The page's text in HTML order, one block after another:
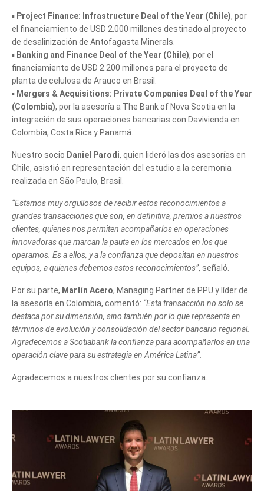
Tell us, how
can we help you?
▪️ Project Finance: Infrastructure Deal of the Year (Chile), por
el financiamiento de USD 2.000 millones destinado al proyecto
de desalinización de Antofagasta Minerals.
▪️ Banking and Finance Deal of the Year (Chile), por el
financiamiento de USD 2.200 millones para el proyecto de
planta de celulosa de Arauco en Brasil.
▪️ Mergers & Acquisitions: Private Companies Deal of the Year
(Colombia), por la asesoría a The Bank of Nova Scotia en la
integración de sus operaciones bancarias con Davivienda en
Colombia, Costa Rica y Panamá.
Nuestro socio Daniel Parodi, quien lideró las dos asesorías en
Chile, asistió en representación del estudio a la ceremonia
realizada en São Paulo, Brasil.
“Estamos muy orgullosos de recibir estos reconocimientos a
grandes transacciones que son, en definitiva, premios a nuestros
clientes, quienes nos permiten acompañarlos en operaciones
innovadoras que marcan la pauta en los mercados en los que
operamos. Es a ellos, y a la confianza que depositan en nuestros
equipos, a quienes debemos estos reconocimientos”, señaló.
Por su parte, Martín Acero, Managing Partner de PPU y líder de
la asesoría en Colombia, comentó: “Esta transacción no solo se
destaca por su dimensión, sino también por lo que representa en
términos de evolución y consolidación del sector bancario regional.
Agradecemos a Scotiabank la confianza para acompañarlos en una
operación clave para su estrategia en América Latina”.
Agradecemos a nuestros clientes por su confianza.